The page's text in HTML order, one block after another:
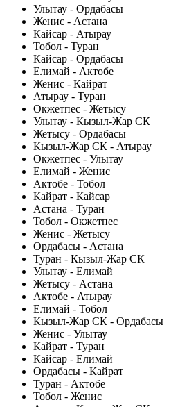
Улытау - Ордабасы
Женис - Астана
Кайсар - Атырау
Тобол - Туран
Кайсар - Ордабасы
Елимай - Актобе
Женис - Кайрат
Атырау - Туран
Окжетпес - Жетысу
Улытау - Кызыл-Жар СК
Жетысу - Ордабасы
Кызыл-Жар СК - Атырау
Окжетпес - Улытау
Елимай - Женис
Актобе - Тобол
Кайрат - Кайсар
Астана - Туран
Тобол - Окжетпес
Женис - Жетысу
Ордабасы - Астана
Туран - Кызыл-Жар СК
Улытау - Елимай
Жетысу - Астана
Актобе - Атырау
Елимай - Тобол
Кызыл-Жар СК - Ордабасы
Женис - Улытау
Кайрат - Туран
Кайсар - Елимай
Ордабасы - Кайрат
Туран - Актобе
Тобол - Женис